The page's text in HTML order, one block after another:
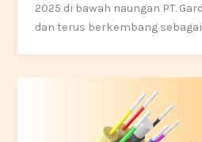
2025 di bawah naungan PT.
dan terus berkembang